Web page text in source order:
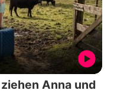
Anna und